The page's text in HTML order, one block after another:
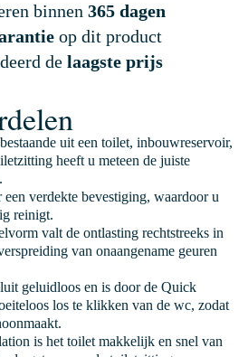
binnen 365 dagen
op dit product
de laagste prijs
uit een toilet, inbouwreservoir,
heeft u meteen de juiste
verdekte bevestiging, waardoor u
reinigt.
valt de ontlasting rechtstreeks in
van onaangename geuren
geluidloos en is door de Quick
los te klikken van de wc, zodat
is het toilet makkelijk en snel van